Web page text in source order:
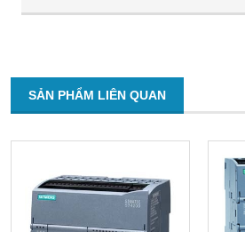
SẢN PHẨM LIÊN QUAN